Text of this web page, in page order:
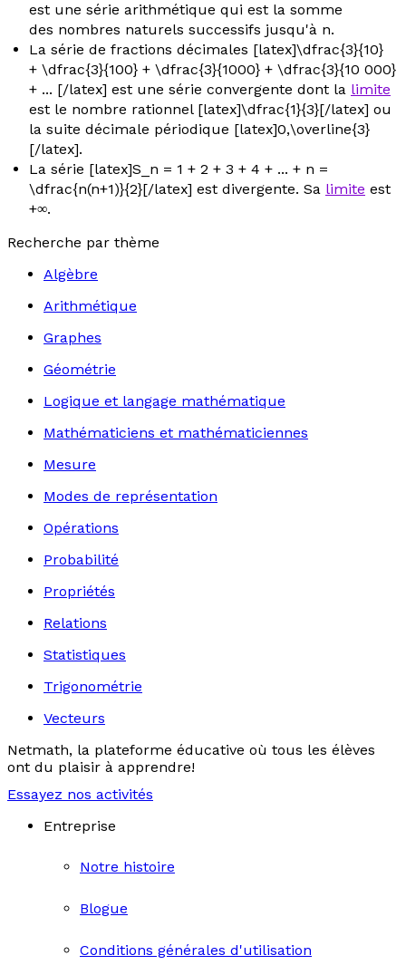
est une série arithmétique qui est la somme
des nombres naturels successifs jusqu'à n.
La série de fractions décimales [latex]\dfrac{3}{10}
+ \dfrac{3}{100} + \dfrac{3}{1000} + \dfrac{3}{10 000}
+ ... [/latex] est une série convergente dont la limite
est le nombre rationnel [latex]\dfrac{1}{3}[/latex] ou
la suite décimale périodique [latex]0,\overline{3}
[/latex].
La série [latex]S_n = 1 + 2 + 3 + 4 + ... + n =
\dfrac{n(n+1)}{2}[/latex] est divergente. Sa limite est
+∞.
Recherche par thème
Algèbre
Arithmétique
Graphes
Géométrie
Logique et langage mathématique
Mathématiciens et mathématiciennes
Mesure
Modes de représentation
Opérations
Probabilité
Propriétés
Relations
Statistiques
Trigonométrie
Vecteurs
Netmath, la plateforme éducative où tous les élèves
ont du plaisir à apprendre!
Essayez nos activités
Entreprise
Notre histoire
Blogue
Conditions générales d'utilisation